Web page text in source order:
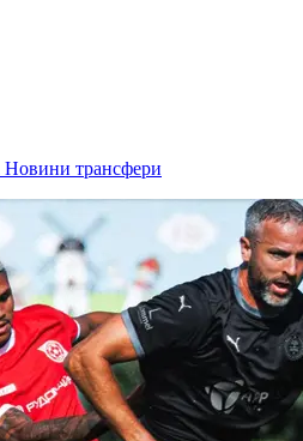
Новини трансфери